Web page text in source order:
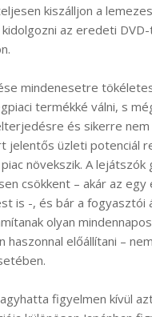
kiszálljon a
az eredeti
mindenesetre
termékké válni, s
és sikerre nem
jelentős üzleti potenciál
növekszik. A lejátszók
csökkent – akár az egy
is -, és bár a fogyasztói
olyan
haszonnal előállítani –
figyelmen kívül